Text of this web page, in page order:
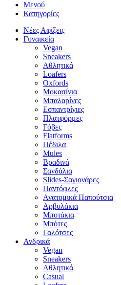
Μενού
Κατηγορίες
Νέες Αφίξεις
Γυναικεία
Vegan
Sneakers
Αθλητικά
Loafers
Oxfords
Μοκασίνια
Μπαλαρίνες
Εσπαντρίγιες
Πλατφόρμες
Γόβες
Flatforms
Πέδιλα
Mules
Βραδινά
Σανδάλια
Slides-Σαγιονάρες
Παντόφλες
Ανατομικά Παπούτσια
Αρβυλάκια
Μποτάκια
Μπότες
Γαλότσες
Ανδρικά
Vegan
Sneakers
Αθλητικά
Casual